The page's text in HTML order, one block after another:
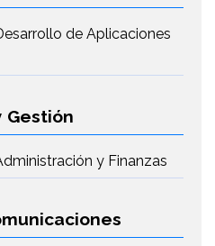
de Aplicaciones
Gestión
y Finanzas